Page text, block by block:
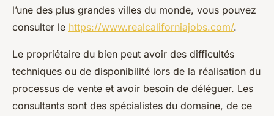
l’une des plus grandes villes du monde, vous pouvez
consulter le https://www.realcaliforniajobs.com/.
Le propriétaire du bien peut avoir des difficultés
techniques ou de disponibilité lors de la réalisation du
processus de vente et avoir besoin de déléguer. Les
consultants sont des spécialistes du domaine, de ce